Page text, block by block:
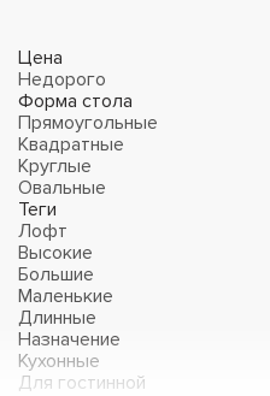
Цена
Недорого
Форма стола
Прямоугольные
Квадратные
Круглые
Овальные
Теги
Лофт
Высокие
Большие
Маленькие
Длинные
Назначение
Кухонные
Для гостинной